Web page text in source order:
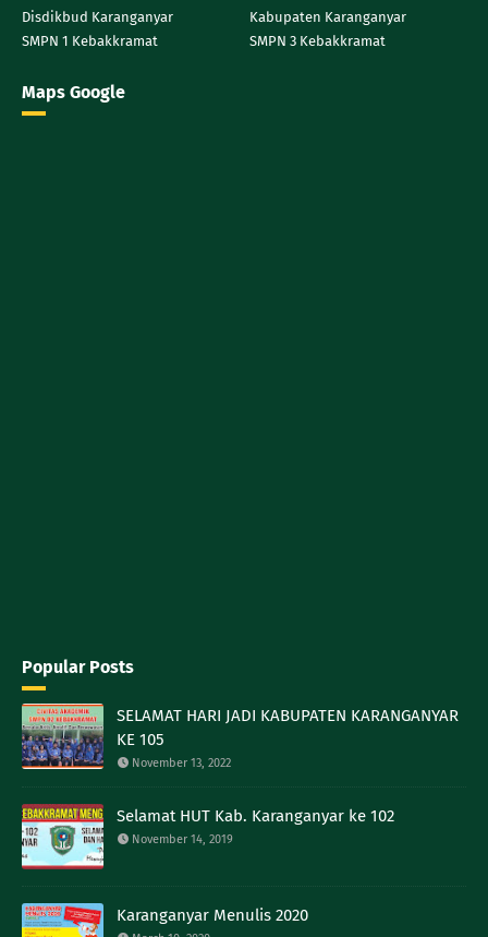
Disdikbud Karanganyar
Kabupaten Karanganyar
SMPN 1 Kebakkramat
SMPN 3 Kebakkramat
Maps Google
Popular Posts
SELAMAT HARI JADI KABUPATEN KARANGANYAR
KE 105
November 13, 2022
Selamat HUT Kab. Karanganyar ke 102
November 14, 2019
Karanganyar Menulis 2020